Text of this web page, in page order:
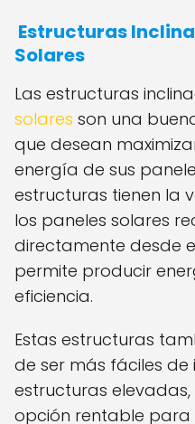
Estructuras
Solares
Las estructuras
solares son una
que desean
energía de sus
estructuras tienen la
los paneles solares
directamente desde
permite producir
eficiencia.
Estas estructuras
de ser más fáciles de
estructuras
opción rentable para